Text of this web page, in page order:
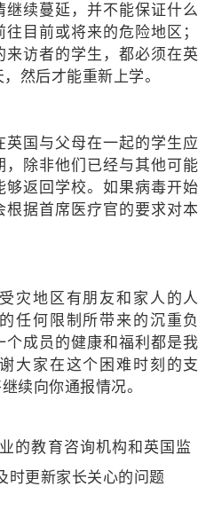
续蔓延，并不能保证什么
目前或将来的危险地区；
访者的学生，都必须在英
然后才能重新上学。
国与父母在一起的学生应
除非他们已经与其他可能
返回学校。如果病毒开始
据首席医疗官的要求对本
灾地区有朋友和家人的人
任何限制所带来的沉重负
成员的健康和福利都是我
大家在这个困难时刻的支
续向你通报情况。
的教育咨询机构和英国监
时更新家长关心的问题